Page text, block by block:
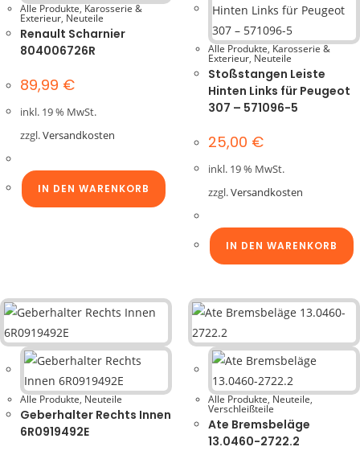
Alle Produkte,Karosserie &
Exterieur, Neuteile
Renault Scharnier
804006726R
89,99 €
inkl. 19 % MwSt.
zzgl.Versandkosten
IN DEN WARENKORB
Alle Produkte,Karosserie &
Exterieur, Neuteile
Stoßstangen Leiste
Hinten Links für Peugeot
307 – 571096-5
25,00 €
inkl. 19 % MwSt.
zzgl.Versandkosten
IN DEN WARENKORB
Alle Produkte,Neuteile
Geberhalter Rechts Innen
6R0919492E
Alle Produkte,Neuteile,
Verschleißteile
Ate Bremsbeläge
13.0460-2722.2